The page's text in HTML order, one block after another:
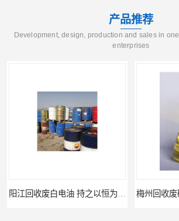
产品推荐
Development, design, production and sales in
enterprises
阳江回收废白电油 持之以恒为客户服务 梅州回收废碳氢清洗剂 现款交易